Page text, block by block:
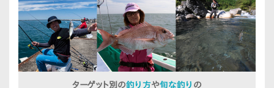
ターゲット別の釣り方や旬な釣り の